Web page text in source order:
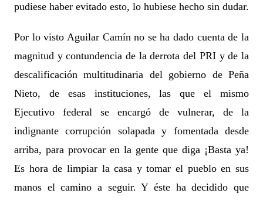
pudiese haber evitado esto, lo hubiese hecho sin dudar.
Por lo visto Aguilar Camín no se ha dado cuenta de la
magnitud y contundencia de la derrota del PRI y de la
descalificación multitudinaria del gobierno de Peña
Nieto, de esas instituciones, las que el mismo
Ejecutivo federal se encargó de vulnerar, de la
indignante corrupción solapada y fomentada desde
arriba, para provocar en la gente que diga ¡Basta ya!
Es hora de limpiar la casa y tomar el pueblo en sus
manos el camino a seguir. Y éste ha decidido que